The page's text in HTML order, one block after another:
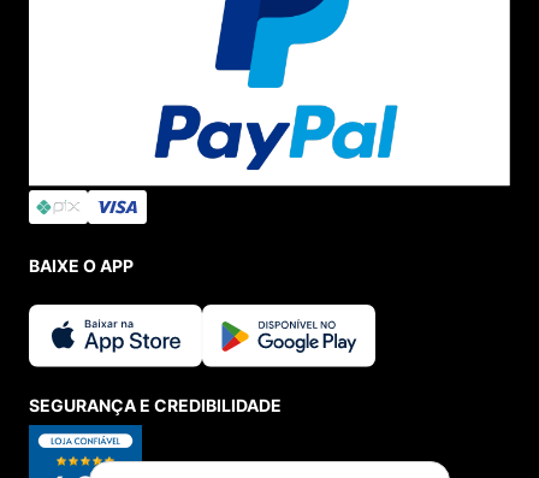
BAIXE O APP
SEGURANÇA E CREDIBILIDADE